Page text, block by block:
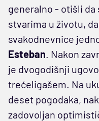
generalno - otišli da
stvarima u životu,
svakodnevnice
Esteban. Nakon
je dvogodišnji
trećeligašem. Na
deset pogodaka,
zadovoljan